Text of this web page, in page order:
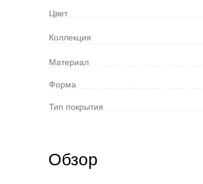
Цвет
Коллекция
Материал
Форма
Тип покрытия
Обзор